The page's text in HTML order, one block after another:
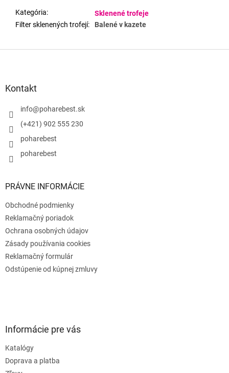
Kategória:
Sklenené trofeje
Filter sklenených trofejí: Balené v kazete
Kontakt
info@poharebest.sk
(+421) 902 555 230
poharebest
poharebest
PRÁVNE INFORMÁCIE
Obchodné podmienky
Reklamačný poriadok
Ochrana osobných údajov
Zásady používania cookies
Reklamačný formulár
Odstúpenie od kúpnej zmluvy
Informácie pre vás
Katalógy
Doprava a platba